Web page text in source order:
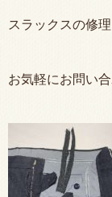
スラックスの修
お気軽にお問い